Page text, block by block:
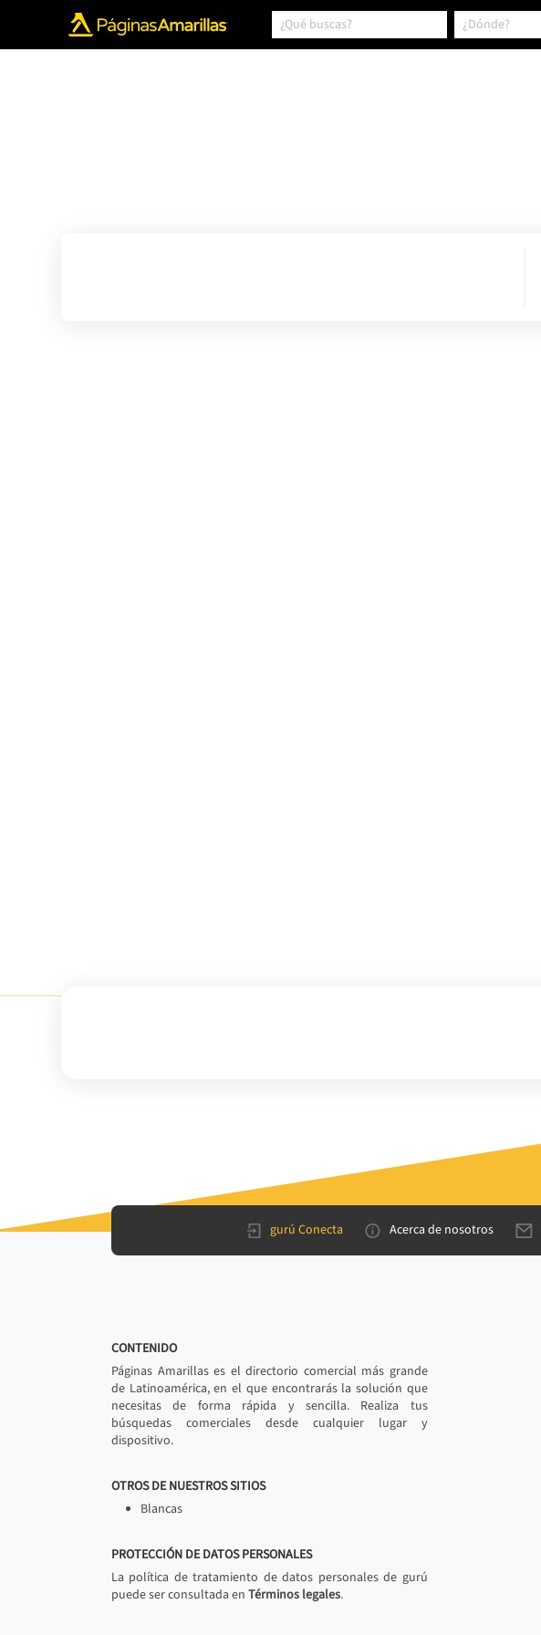
gurú Conecta Acerca de nosotros
CONTENIDO
Páginas Amarillas es el directorio comercial más grande
de Latinoamérica, en el que encontrarás la solución que
necesitas de forma rápida y sencilla. Realiza tus
búsquedas comerciales desde cualquier lugar y
dispositivo.
OTROS DE NUESTROS SITIOS
Blancas
PROTECCIÓN DE DATOS PERSONALES
La política de tratamiento de datos personales de gurú
puede ser consultada en Términos legales.